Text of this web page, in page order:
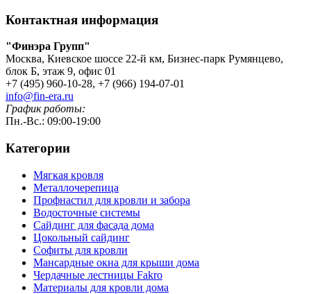
Контактная информация
"Финэра Групп"
Москва, Киевское шоссе 22-й км, Бизнес-парк Румянцево,
блок Б, этаж 9, офис 01
+7 (495) 960-10-28, +7 (966) 194-07-01
info@fin-era.ru
График работы:
Пн.-Вс.: 09:00-19:00
Категории
Мягкая кровля
Металлочерепица
Профнастил для кровли и забора
Водосточные системы
Сайдинг для фасада дома
Цокольный сайдинг
Софиты для кровли
Мансардные окна для крыши дома
Чердачные лестницы Fakro
Материалы для кровли дома